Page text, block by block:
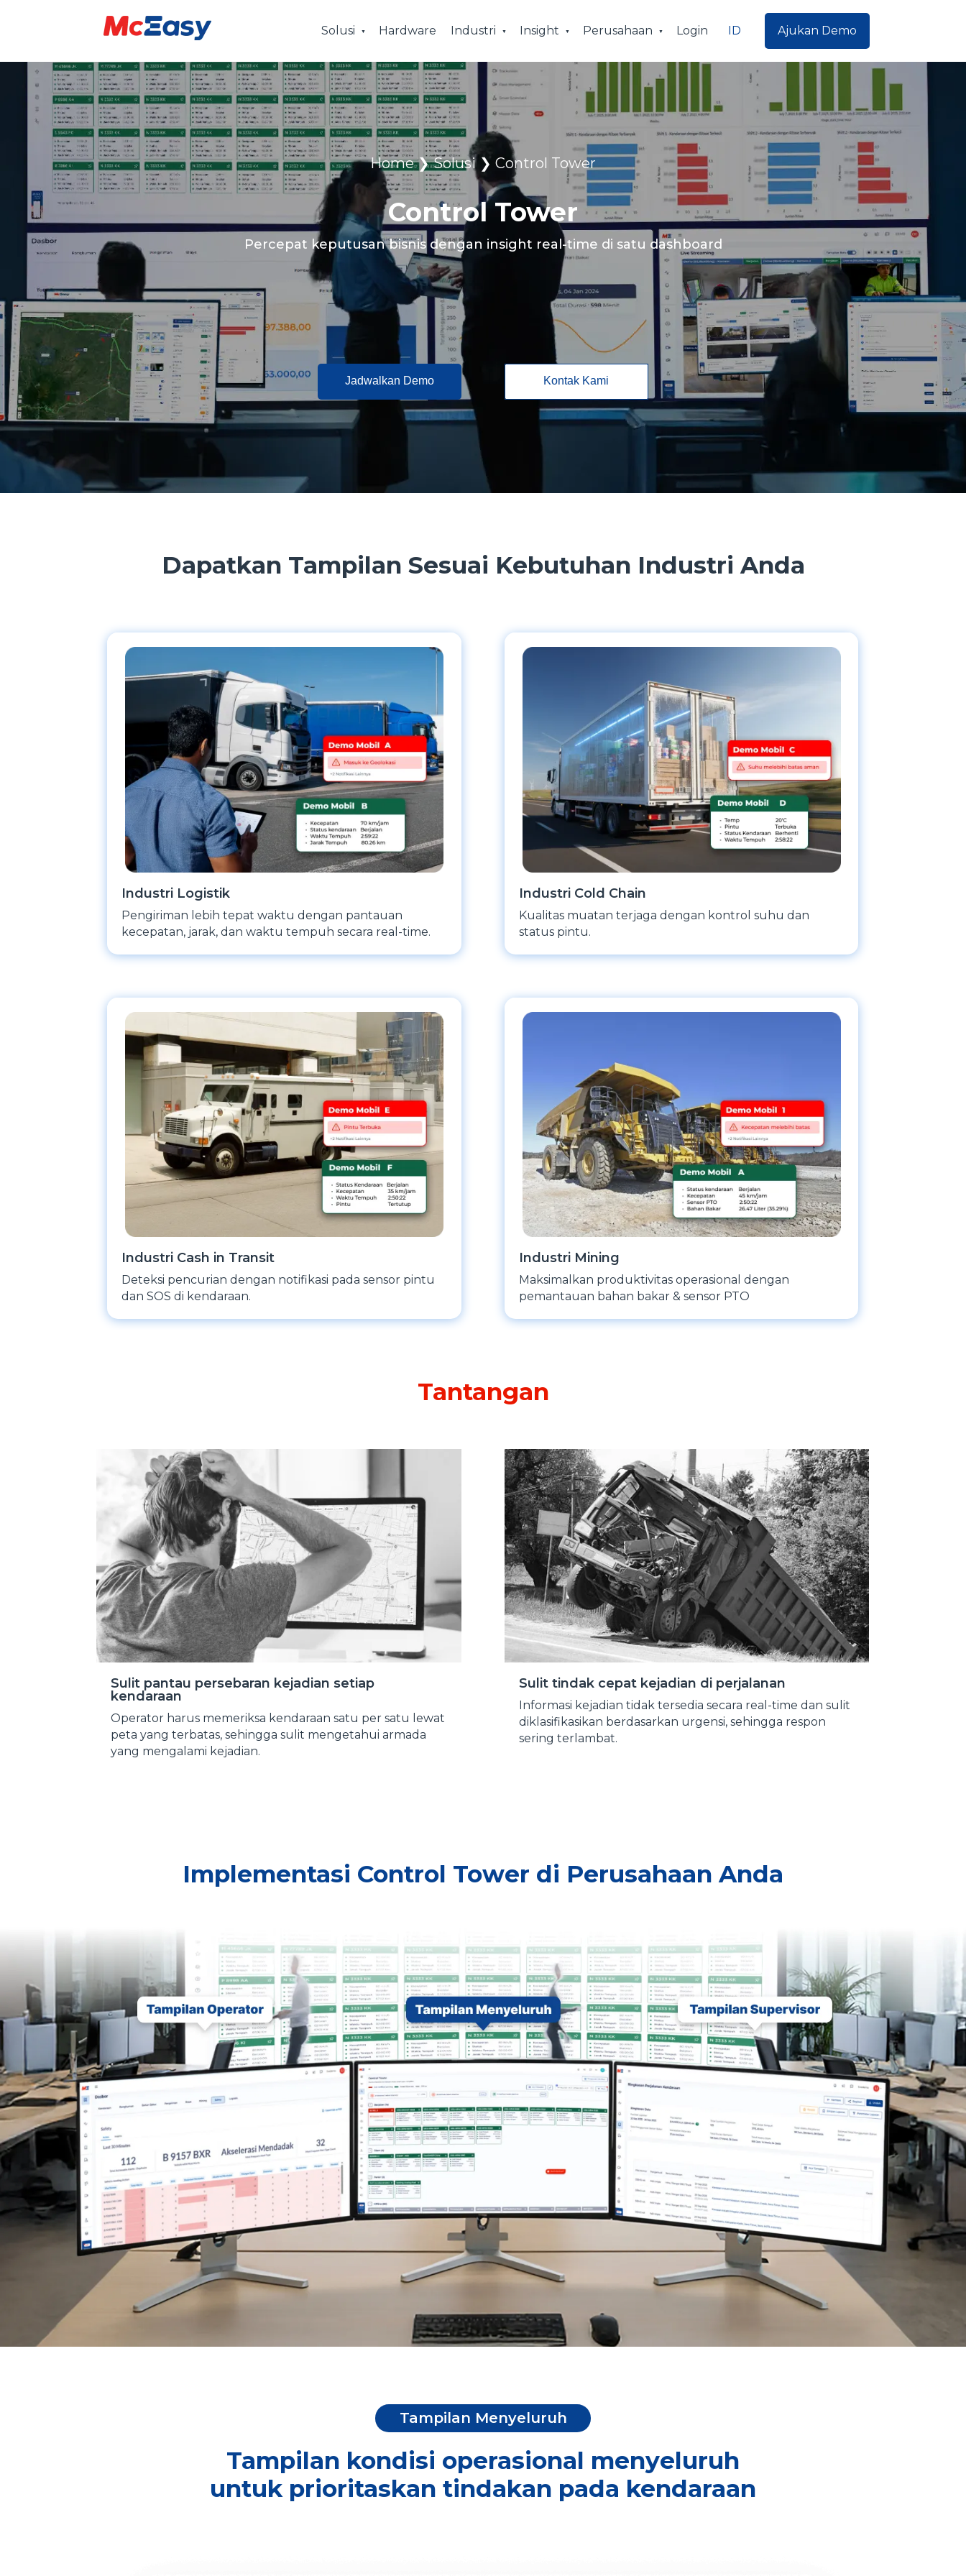
Solusi Hardware Industri Insight Perusahaan Login ID Ajukan Demo
Home❯Solusi❯ Control Tower
Control Tower
Percepat keputusan bisnis dengan insight real-time di satu dashboard
Jadwalkan Demo Kontak Kami
Dapatkan Tampilan Sesuai Kebutuhan Industri Anda
Industri Logistik
Pengiriman lebih tepat waktu dengan pantauan
kecepatan, jarak, dan waktu tempuh secara real-time.
Industri Cold Chain
Kualitas muatan terjaga dengan kontrol suhu dan
status pintu.
Industri Cash in Transit
Deteksi pencurian dengan notifikasi pada sensor pintu
dan SOS di kendaraan.
Industri Mining
Maksimalkan produktivitas operasional dengan
pemantauan bahan bakar & sensor PTO
Tantangan
Sulit pantau persebaran kejadian setiap
kendaraan
Operator harus memeriksa kendaraan satu per satu lewat
peta yang terbatas, sehingga sulit mengetahui armada
yang mengalami kejadian.
Sulit tindak cepat kejadian di perjalanan
Informasi kejadian tidak tersedia secara real-time dan sulit
diklasifikasikan berdasarkan urgensi, sehingga respon
sering terlambat.
Implementasi Control Tower di Perusahaan Anda
Tampilan Menyeluruh
Tampilan kondisi operasional menyeluruh
untuk prioritaskan tindakan pada kendaraan